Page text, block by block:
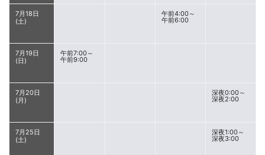
7月18日
(土)
午前4:00～
午前6:00
7月19日
(日)
午前7:00～
午前9:00
7月20日
(月)
深夜0:00～
深夜2:00
7月25日
(土)
深夜1:00～
深夜3:00